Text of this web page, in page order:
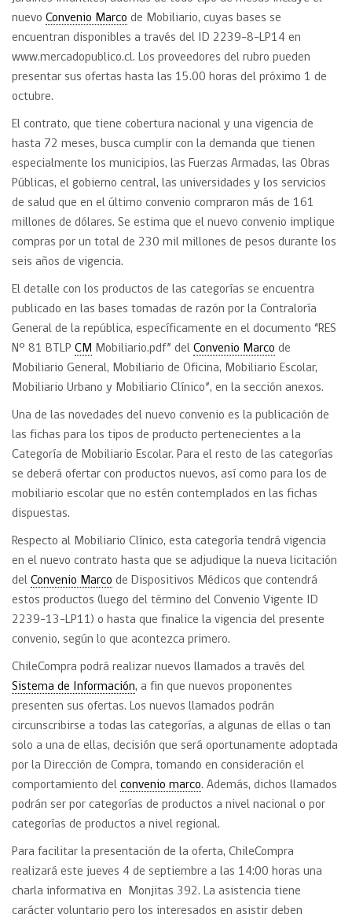
nuevo Convenio Marco de Mobiliario, cuyas bases se
encuentran disponibles a través del ID 2239-8-LP14 en
www.mercadopublico.cl. Los proveedores del rubro pueden
presentar sus ofertas hasta las 15.00 horas del próximo 1 de
octubre.
El contrato, que tiene cobertura nacional y una vigencia de
hasta 72 meses, busca cumplir con la demanda que tienen
especialmente los municipios, las Fuerzas Armadas, las Obras
Públicas, el gobierno central, las universidades y los servicios
de salud que en el último convenio compraron más de 161
millones de dólares. Se estima que el nuevo convenio implique
compras por un total de 230 mil millones de pesos durante los
seis años de vigencia.
El detalle con los productos de las categorías se encuentra
publicado en las bases tomadas de razón por la Contraloría
General de la república, específicamente en el documento “RES
N° 81 BTLP CM Mobiliario.pdf” del Convenio Marco de
Mobiliario General, Mobiliario de Oficina, Mobiliario Escolar,
Mobiliario Urbano y Mobiliario Clínico”, en la sección anexos.
Una de las novedades del nuevo convenio es la publicación de
las fichas para los tipos de producto pertenecientes a la
Categoría de Mobiliario Escolar. Para el resto de las categorías
se deberá ofertar con productos nuevos, así como para los de
mobiliario escolar que no estén contemplados en las fichas
dispuestas.
Respecto al Mobiliario Clínico, esta categoría tendrá vigencia
en el nuevo contrato hasta que se adjudique la nueva licitación
del Convenio Marco de Dispositivos Médicos que contendrá
estos productos (luego del término del Convenio Vigente ID
2239-13-LP11) o hasta que finalice la vigencia del presente
convenio, según lo que acontezca primero.
ChileCompra podrá realizar nuevos llamados a través del
Sistema de Información, a fin que nuevos proponentes
presenten sus ofertas. Los nuevos llamados podrán
circunscribirse a todas las categorías, a algunas de ellas o tan
solo a una de ellas, decisión que será oportunamente adoptada
por la Dirección de Compra, tomando en consideración el
comportamiento del convenio marco. Además, dichos llamados
podrán ser por categorías de productos a nivel nacional o por
categorías de productos a nivel regional.
Para facilitar la presentación de la oferta, ChileCompra
realizará este jueves 4 de septiembre a las 14:00 horas una
charla informativa en Monjitas 392. La asistencia tiene
carácter voluntario pero los interesados en asistir deben